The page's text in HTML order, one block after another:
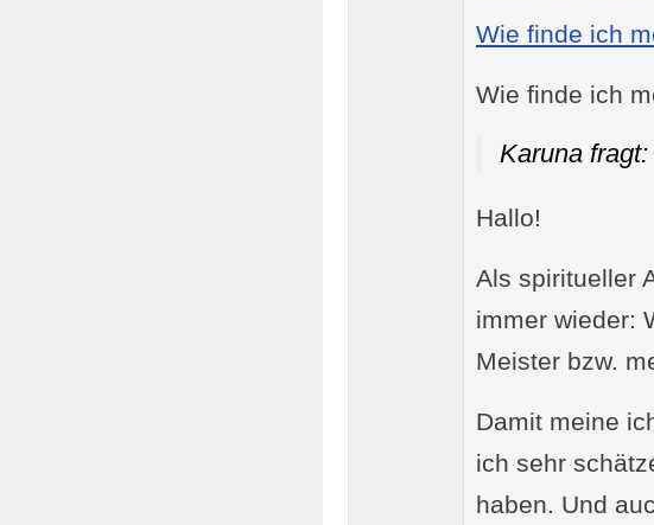
Wie finde ich
Wie finde ich
Karuna fragt:
Hallo!
Als spiritueller
immer wieder:
Meister bzw.
Damit meine
ich sehr
haben. Und